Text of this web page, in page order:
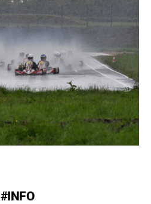
#INFO